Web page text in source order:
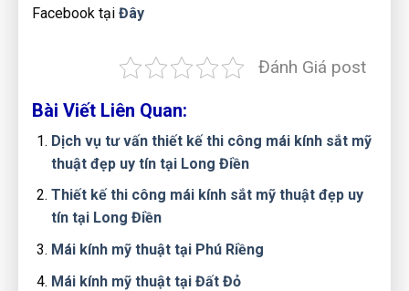
Facebook tại Đây
Đánh Giá post
Bài Viết Liên Quan:
Dịch vụ tư vấn thiết kế thi công mái kính sắt mỹ
thuật đẹp uy tín tại Long Điền
Thiết kế thi công mái kính sắt mỹ thuật đẹp uy
tín tại Long Điền
Mái kính mỹ thuật tại Phú Riềng
Mái kính mỹ thuật tại Đất Đỏ